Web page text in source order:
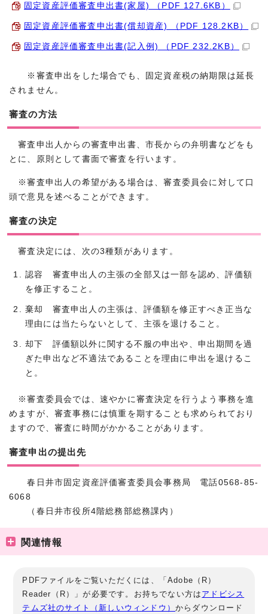
固定資産評価審査申出書(家屋) （PDF 127.6KB）
固定資産評価審査申出書(償却資産) （PDF 128.2KB）
固定資産評価審査申出書(記入例) （PDF 232.2KB）
※審査申出をした場合でも、固定資産税の納期限は延長
されません。
審査の方法
審査申出人からの審査申出書、市長からの弁明書などをも
とに、原則として書面で審査を行います。
※審査申出人の希望がある場合は、審査委員会に対して口
頭で意見を述べることができます。
審査の決定
審査決定には、次の3種類があります。
認容 審査申出人の主張の全部又は一部を認め、評価額
を修正すること。
棄却 審査申出人の主張は、評価額を修正すべき正当な
理由には当たらないとして、主張を退けること。
却下 評価額以外に関する不服の申出や、申出期間を過
ぎた申出など不適法であることを理由に申出を退けるこ
と。
※審査委員会では、速やかに審査決定を行うよう事務を進
めますが、審査事務には慎重を期することも求められており
ますので、審査に時間がかかることがあります。
審査申出の提出先
春日井市固定資産評価審査委員会事務局 電話0568-85-
6068
（春日井市役所4階総務部総務課内）
関連情報
PDFファイルをご覧いただくには、「Adobe（R）
Reader（R）」が必要です。お持ちでない方は アドビシス
テムズ社のサイト（新しいウィンドウ）からダウンロード